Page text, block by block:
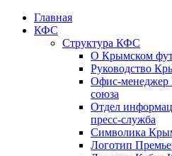
Главная
КФС
Структура КФС
О Крымском
Руководство
Офис-менеджер
союза
Отдел
пресс-служба
Символика
Логотип